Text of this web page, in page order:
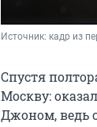
Источник: кадр из
Спустя
Москву:
Джоном, ведь